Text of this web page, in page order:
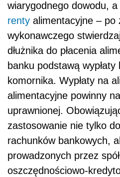
wiarygodnego dowodu,
renty alimentacyjne – po
wykonawczego
dłużnika do płacenia
banku podstawą
komornika. Wypłaty na
alimentacyjne powinny
uprawnionej.
zastosowanie nie tylko
rachunków bankowych,
prowadzonych przez
oszczędnościowo-